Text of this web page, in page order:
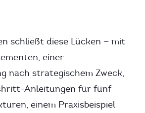
schließt diese Lücken — mit
einer
nach strategischem Zweck,
Anleitungen für fünf
einem Praxisbeispiel